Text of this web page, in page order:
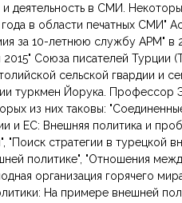
и деятельность в СМИ.
в области печатных СМИ"
за 10-летнюю службу APM" в
Союза писателей Турции
сельской гвардии и
туркмен Йорука. Профессор
из них таковы:
и ЕС: Внешняя политика и
"Поиск стратегии в турецкой
политике", "Отношения
организация горячего
На примере внешней